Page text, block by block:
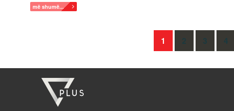
më shumë...
navigation
1 2 3 4